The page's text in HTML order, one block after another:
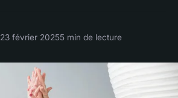
23 février 20255 min de lecture